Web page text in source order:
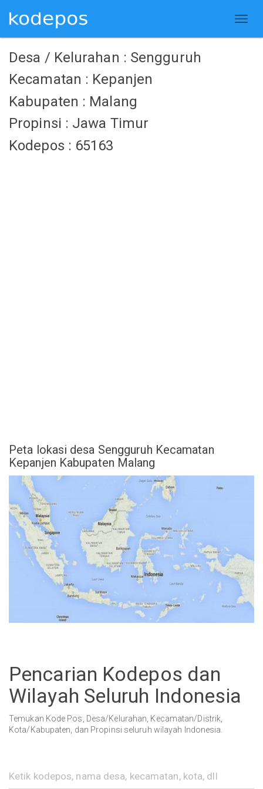
Desa / Kelurahan : Sengguruh
Kecamatan : Kepanjen
Kabupaten : Malang
Propinsi : Jawa Timur
Kodepos : 65163
Peta lokasi desa Sengguruh Kecamatan
Kepanjen Kabupaten Malang
Pencarian Kodepos dan
Wilayah Seluruh Indonesia
Temukan Kode Pos, Desa/Kelurahan, Kecamatan/Distrik,
Kota/Kabupaten, dan Propinsi seluruh wilayah Indonesia.